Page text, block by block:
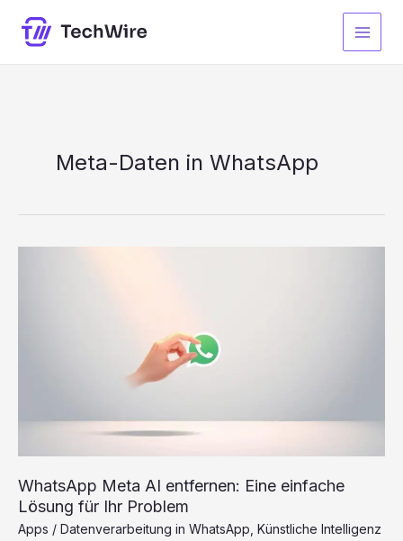
Inhalt
springen
Meta-Daten in WhatsApp
WhatsApp Meta AI entfernen: Eine einfache
Lösung für Ihr Problem
Apps / Datenverarbeitung in WhatsApp Künstliche Intelligenz